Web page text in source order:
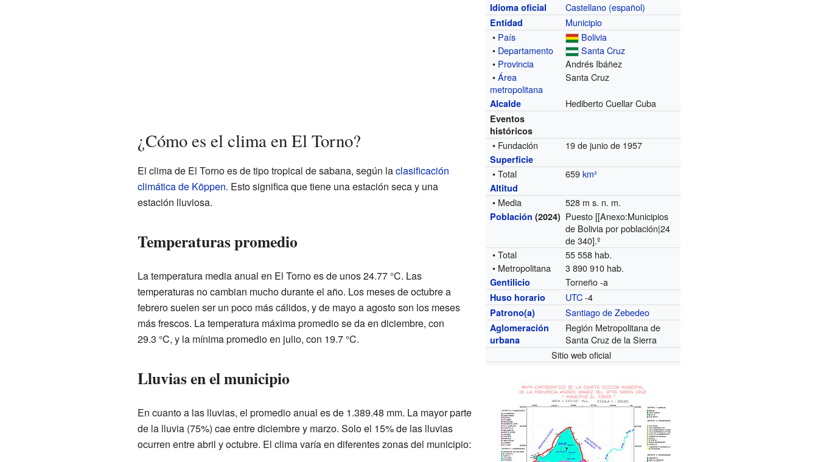
Idioma oficial Castellano (español)
Entidad
Municipio
• País
Bolivia
• Departamento
Santa Cruz
• Provincia
Andrés Ibáñez
•Área
metropolitana
Santa Cruz
Alcalde Hediberto Cuellar Cuba
Eventos
históricos
• Fundación 19 de junio de 1957
Superficie
• Total 659km²
Altitud
• Media 528 m s. n. m.
Población (2024) Puesto [[Anexo:Municipios
de Bolivia por población|24
de 340].º
• Total
55 558 hab.
• Metropolitana
3 890 910 hab.
Gentilicio Torneño -a
Huso horario UTC-4
Patrono(a) Santiago de Zebedeo
Aglomeración
urbana
Región Metropolitana de
Santa Cruz de la Sierra
Sitio web oficial
¿Cómo es el clima en El Torno?
El clima de El Torno es de tipo tropical de sabana, según laclasificación
climática de Köppen. Esto significa que tiene una estación seca y una
estación lluviosa.
Temperaturas promedio
La temperatura media anual en El Torno es de unos 24.77 °C. Las
temperaturas no cambian mucho durante el año. Los meses de octubre a
febrero suelen ser un poco más cálidos, y de mayo a agosto son los meses
más frescos. La temperatura máxima promedio se da en diciembre, con
29.3 °C, y la mínima promedio en julio, con 19.7 °C.
Lluvias en el municipio
En cuanto a las lluvias, el promedio anual es de 1.389.48 mm. La mayor parte
de la lluvia (75%) cae entre diciembre y marzo. Solo el 15% de las lluvias
ocurren entre abril y octubre. El clima varía en diferentes zonas del municipio: